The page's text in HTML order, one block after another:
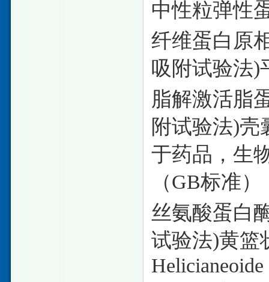
中性粒弹性
纤维蛋白原
吸附试验法)
脂解激活脂
附试验法)壳
于药品，生
（GB标准
丝氨酸蛋白
试验法)黄篮